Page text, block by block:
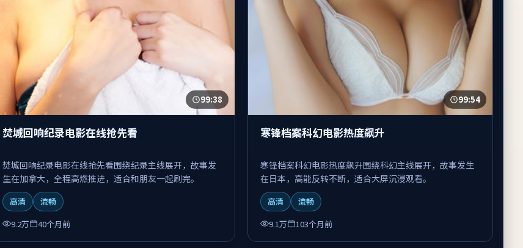
99:38
焚城回响纪录电影在线抢先看
焚城回响纪录电影在线抢先看围绕纪录主线展开，故事发
生在加拿大，全程高燃推进，适合和朋友一起刷完。
高清
流畅
9.2万
40个月前
99:54
寒锋档案科幻电影热度飙升
寒锋档案科幻电影热度飙升围绕科幻主线展开，故事发生
在日本，高能反转不断，适合大屏沉浸观看。
高清
流畅
9.1万
103个月前